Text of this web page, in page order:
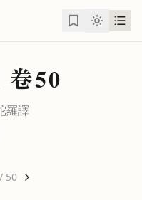
卷50
羅譯
/ 50